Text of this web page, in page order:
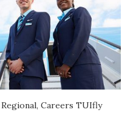
Careers TUIfly